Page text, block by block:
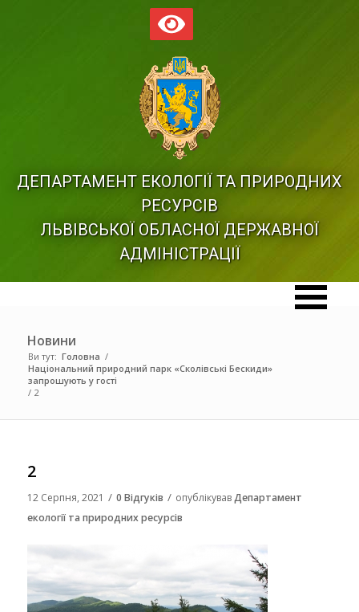
ДЕПАРТАМЕНТ ЕКОЛОГІЇ ТА ПРИРОДНИХ
РЕСУРСІВ
ЛЬВІВСЬКОЇ ОБЛАСНОЇ ДЕРЖАВНОЇ
АДМІНІСТРАЦІЇ
Новини
Ви тут: Головна /
Національний природний парк «Сколівські Бескиди»
запрошують у гості
/ 2
2
12 Серпня, 2021 / 0 Відгуків / опублікувавДепартамент
екології та природних ресурсів